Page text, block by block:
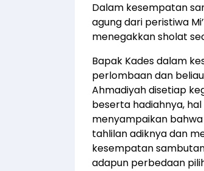
Dalam kesempatan
agung dari peristiwa
menegakkan sholat
Bapak Kades dalam
perlombaan dan
Ahmadiyah disetiap
beserta hadiahnya,
menyampaikan
tahlilan adiknya dan
kesempatan
adapun perbedaan